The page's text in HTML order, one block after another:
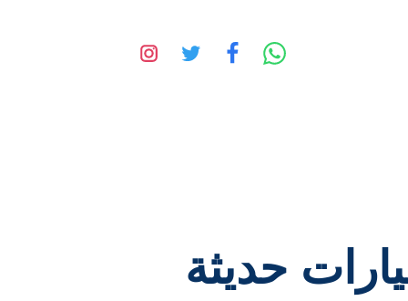
حديثة